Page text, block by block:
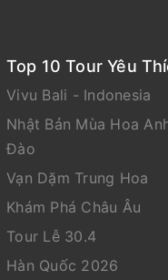
TRƯỜNG HỢP QUÝ
MỸ, YÊU CẦU
CHIẾU VÀ PHẢI
KHI ĐĂNG KÝ TOUR
CHỊU TRÁCH NHIỆM
HÀNG KHÔNG
CẢNH
Đặt tour hoặc tìm
Tel: 024.3 944
Top 10 Tour Yêu
Vivu Bali - Indonesia
Nhật Bản Mùa Hoa
Đào
Vạn Dặm Trung Hoa
Khám Phá Châu Âu
Tour Lễ 30.4
Hàn Quốc 2026